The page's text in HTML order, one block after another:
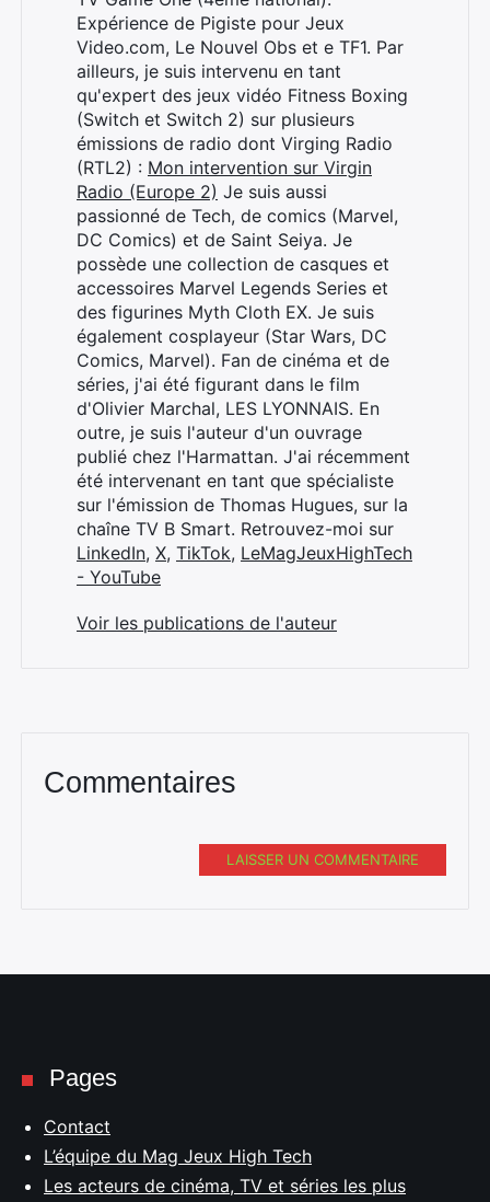
Expérience de Pigiste pour Jeux
Video.com, Le Nouvel Obs et e TF1. Par
ailleurs, je suis intervenu en tant
qu'expert des jeux vidéo Fitness Boxing
(Switch et Switch 2) sur plusieurs
émissions de radio dont Virging Radio
(RTL2) : Mon intervention sur Virgin
Radio (Europe 2) Je suis aussi
passionné de Tech, de comics (Marvel,
DC Comics) et de Saint Seiya. Je
possède une collection de casques et
accessoires Marvel Legends Series et
des figurines Myth Cloth EX. Je suis
également cosplayeur (Star Wars, DC
Comics, Marvel). Fan de cinéma et de
séries, j'ai été figurant dans le film
d'Olivier Marchal, LES LYONNAIS. En
outre, je suis l'auteur d'un ouvrage
publié chez l'Harmattan. J'ai récemment
été intervenant en tant que spécialiste
sur l'émission de Thomas Hugues, sur la
chaîne TV B Smart. Retrouvez-moi sur
LinkedIn, X, TikTok, LeMagJeuxHighTech
- YouTube
Voir les publications de l'auteur
Commentaires
LAISSER UN COMMENTAIRE
Pages
Contact
L’équipe du Mag Jeux High Tech
Les acteurs de cinéma, TV et séries les plus
Rechercher
: